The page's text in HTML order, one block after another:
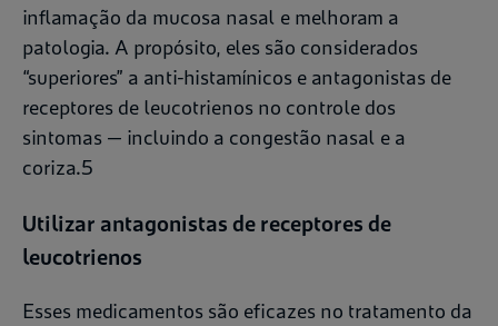
inflamação da mucosa nasal e melhoram a
patologia. A propósito, eles são considerados
“superiores” a anti-histamínicos e antagonistas de
receptores de leucotrienos no controle dos
sintomas — incluindo a congestão nasal e a
coriza.5
Utilizar antagonistas de receptores de
leucotrienos
Esses medicamentos são eficazes no tratamento da